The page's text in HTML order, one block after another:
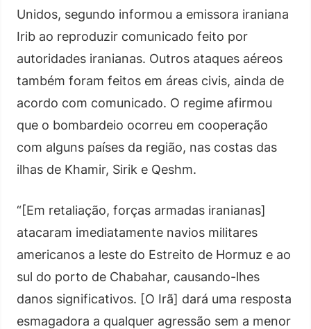
Unidos, segundo informou a emissora iraniana
Irib ao reproduzir comunicado feito por
autoridades iranianas. Outros ataques aéreos
também foram feitos em áreas civis, ainda de
acordo com comunicado. O regime afirmou
que o bombardeio ocorreu em cooperação
com alguns países da região, nas costas das
ilhas de Khamir, Sirik e Qeshm.
“[Em retaliação, forças armadas iranianas]
atacaram imediatamente navios militares
americanos a leste do Estreito de Hormuz e ao
sul do porto de Chabahar, causando-lhes
danos significativos. [O Irã] dará uma resposta
esmagadora a qualquer agressão sem a menor